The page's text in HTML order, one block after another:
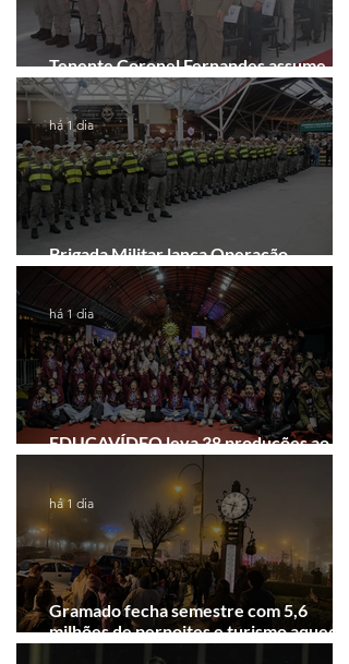
Tenente Coronel Fernandes assume
comando do 41º BPM em Gramado
Brigada Militar lança Operação
Convergência na Região das Hortênsias
há 1 dia
EDUCAVÍDEO leva 38 produções ao
Festival de Cinema de Gramado
há 1 dia
Gramado fecha semestre com 5,6
milhões de pernoites e turismo
Junho desponta!
há 1 dia